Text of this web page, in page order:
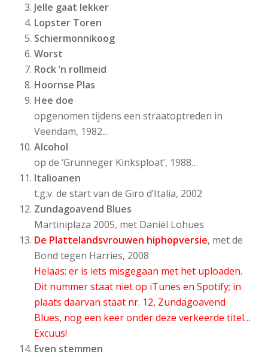
Jelle gaat lekker
Lopster Toren
Schiermonnikoog
Worst
Rock ’n rollmeid
Hoornse Plas
Hee doe
opgenomen tijdens een straatoptreden in
Veendam, 1982…
Alcohol
op de ‘Grunneger Kinksploat’, 1988…
Italioanen
t.g.v. de start van de Giro d’Italia, 2002
Zundagoavend Blues
Martiniplaza 2005, met Daniël Lohues
De Plattelandsvrouwen hiphopversie, met de
Bond tegen Harries, 2008
Helaas: er is iets misgegaan met het uploaden.
Dit nummer staat niet op iTunes en Spotify; in
plaats daarvan staat nr. 12, Zundagoavend
Blues, nog een keer onder deze verkeerde titel…
Excuus!
Even stemmen